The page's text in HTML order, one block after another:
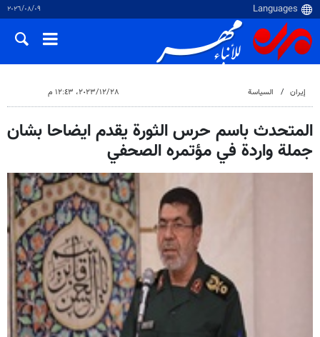
٠٩‏/٠٨‏/٢٠٢٦
إيران السياسة ٢٨‏/١٢‏/٢٠٢٣، ١٢:٤٣ م
المتحدث باسم حرس الثورة يقدم ايضاحا بشان
جملة واردة في مؤتمره الصحفي